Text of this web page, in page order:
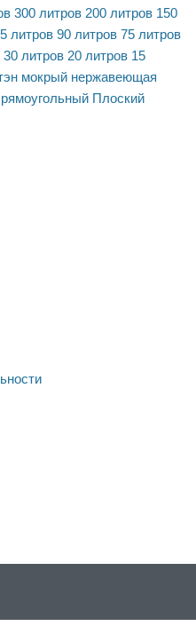
300 литров 200 литров 150
5 литров 90 литров 75 литров
30 литров 20 литров 15
мокрый нержавеющая
Плоский